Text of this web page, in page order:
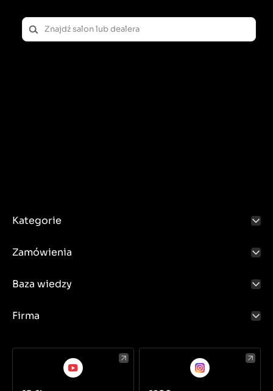
Kategorie
Zamówienia
Baza wiedzy
Firma